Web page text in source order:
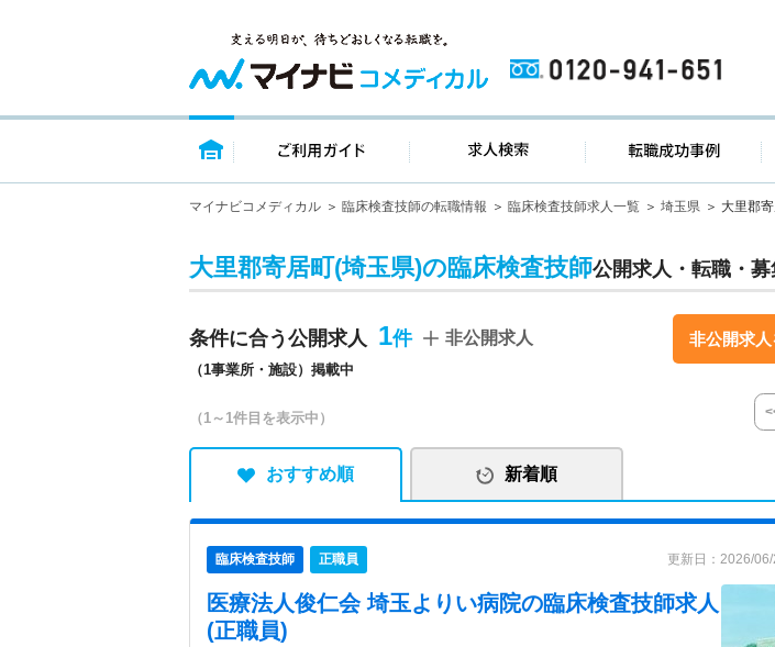
0120-
トップページ ご利用ガイド 求人検索
マイナビコメディカル 臨床検査技師の転職情報 臨床検査技師求人一覧 埼玉県 大里郡
大里郡寄居町(埼玉県)の臨床検査技師公開求人・転職・
条件に合う公開求人 1
（1事業所・施設）掲載中
非公開求人 非公開求
（1～1件目を表示中）
おすすめ順 新着順
臨床検査技師 正職員 更新日：2026/
医療法人俊仁会 埼玉よりい病院の臨床検査技師求人
(正職員)